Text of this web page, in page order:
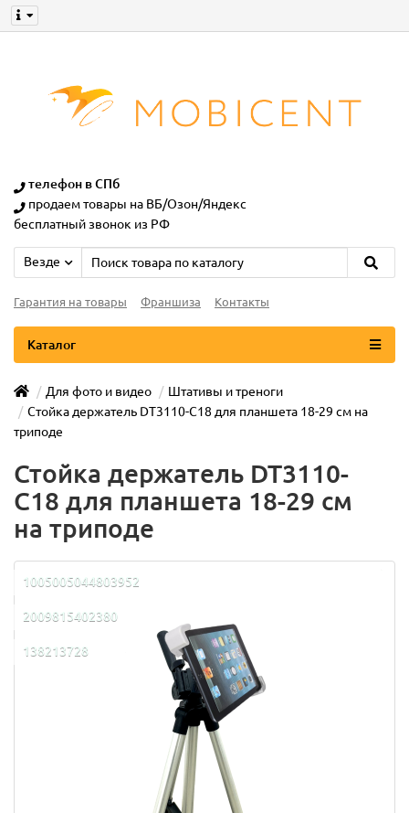
телефон в СПб
продаем товары на ВБ/Озон/Яндекс
бесплатный звонок из РФ
Везде
Гарантия на товары Франшиза Контакты
Каталог
Для фото и видео
Штативы и треноги
Стойка держатель DT3110-C18 для планшета 18-29 см на
триподе
Стойка держатель DT3110-
C18 для планшета 18-29 см
на триподе
1005005044803952
2009815402380
138213728